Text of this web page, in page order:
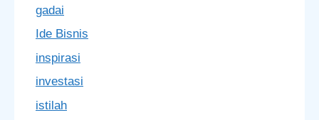
gadai
Ide Bisnis
inspirasi
investasi
istilah